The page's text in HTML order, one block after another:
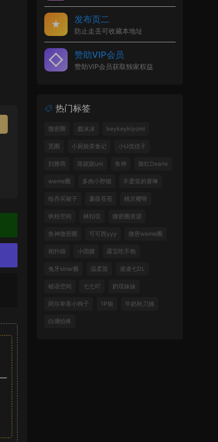
发布页二
防止走丢可收藏本地址
赞助VIP会员
赞助VIP会员获取独家权益
热门标签
微密圈 蠢沫沫 keykeykiyomi
觅圈 小厨娘美食记 小U优优子
刘雅萌 陈妮妮uni 鱼神 脸红Dearie
weme圈 多肉小野猫 不爱笑的赛琳
给乔买裙子 蒹葭苍苍 桃沢樱呀
铁粉空间 林扣弦 微密圈资源
鱼神微密圈 可可西yyy 微密weme圈
相扑猫 小团嫂 露宝吃不饱
兔牙sinar酱 温柔苗 凌凌七DL
秘语空间 七七吖 奶瑶妹妹
阿尔卑香小狗子 1P狼 牛奶秋刀姨
白璃怕疼